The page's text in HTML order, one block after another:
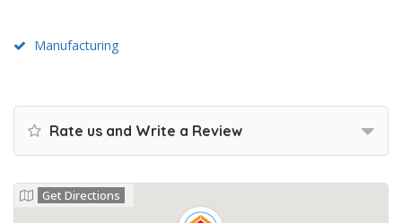
Manufacturing
Rate us and Write a Review
Get Directions